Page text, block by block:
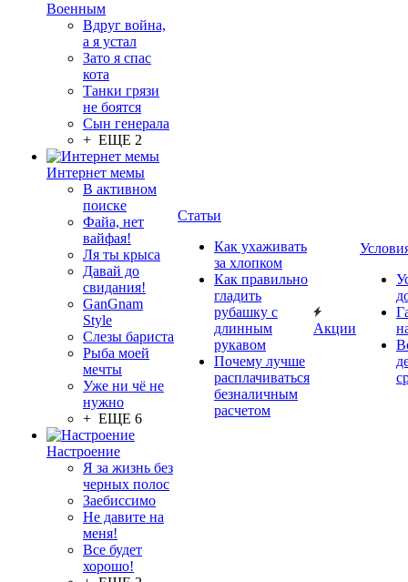
Военным
Вдруг война,
а я устал
Зато я спас
кота
Танки грязи
не боятся
Сын генерала
+ ЕЩЕ 2
Интернет мемы
В активном
поиске
Файа, нет
вайфая!
Ля ты крыса
Давай до
свидания!
GanGnam
Style
Слезы бариста
Рыба моей
мечты
Уже ни чё не
нужно
+ ЕЩЕ 6
Настроение
Я за жизнь без
черных полос
Заебиссимо
Не давите на
меня!
Все будет
хорошо!
Статьи
Как ухаживать
за хлопком
Как правильно
гладить
рубашку с
длинным
рукавом
Почему лучше
расплачиваться
безналичным
расчетом
Акции